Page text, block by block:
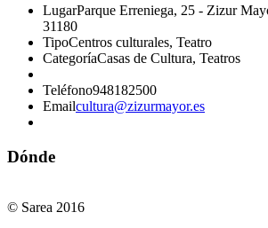
LugarParque Erreniega, 25 - Zizur
31180
TipoCentros culturales, Teatro
CategoríaCasas de Cultura, Teatros
Teléfono948182500
Emailcultura@zizurmayor.es
Dónde
© Sarea 2016